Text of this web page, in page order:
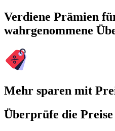
Verdiene Prämien
wahrgenommene
Mehr sparen mit
Überprüfe die